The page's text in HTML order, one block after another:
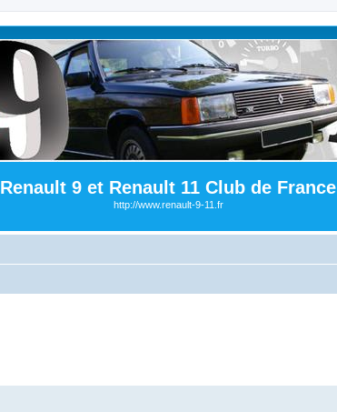
Renault 9 et Renault 11 Club de France
http://www.renault-9-11.fr